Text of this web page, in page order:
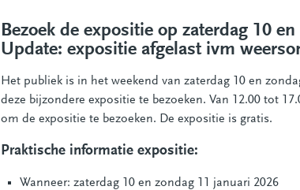
Bezoek de expositie op zaterdag 10
Update: expositie afgelast ivm
Het publiek is in het weekend van zaterdag 10 en
deze bijzondere expositie te bezoeken. Van 12.00 tot
om de expositie te bezoeken. De expositie is gratis.
Praktische informatie expositie:
Wanneer: zaterdag 10 en zondag 11 januari 2026